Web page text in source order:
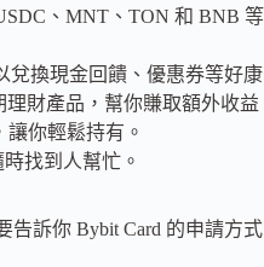
、MNT、TON 和 BNB
兌換現金回饋、優惠券等好康
財產品，幫你賺取額外收益
讓你輕鬆持有。
找到人幫忙。
訴你 Bybit Card 的申請方式